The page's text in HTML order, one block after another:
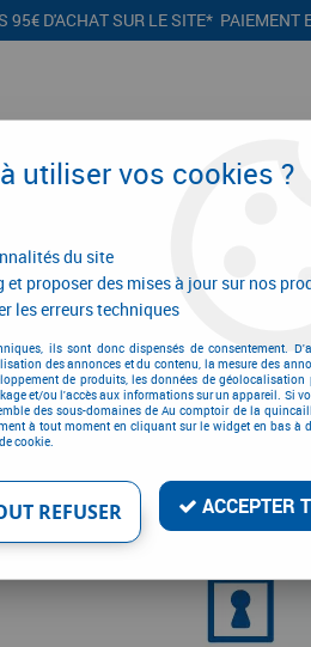
D'ACHAT SUR LE SITE* PAIEMENT
PROMOTIONS
CHERRE
utiliser vos cookies ?
du site
proposer des mises à jour sur nos
les erreurs techniques
ils sont donc dispensés de consentement.
des annonces et du contenu, la mesure des
de produits, les données de géolocalisation
et/ou l'accès aux informations sur un appareil. Si
des sous-domaines de Au comptoir de la
à tout moment en cliquant sur le widget en bas à
cookie.
REFUSER ACCEPTER